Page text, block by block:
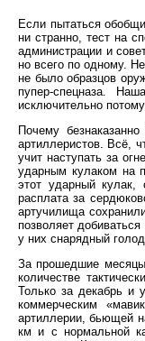
Если пытаться
ни странно, тест на
администрации и
но всего по одному.
не было образцов
пупер-спецназа.
исключительно
Почему
артиллеристов. Всё,
учит наступать за
ударным кулаком на
этот ударный кулак,
расплата за
артучилища
позволяет
у них снарядный
За прошедшие
количестве
Только за декабрь и
коммерческим
артиллерии, бьющей
км и с нормальной